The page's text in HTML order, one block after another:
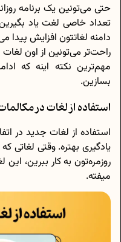
حتی می‌تونین یک برنامه
تعداد خاصی لغت یاد
دامنه لغاتتون افزایش
راحت‌تر می‌تونین از اون
مهم‌ترین نکته اینه که
بسازین.
استفاده از لغات در
استفاده از لغات جدید در
یادگیری بهتره. وقتی لغاتی
روزمره‌تون به کار ببرین،
میفته.